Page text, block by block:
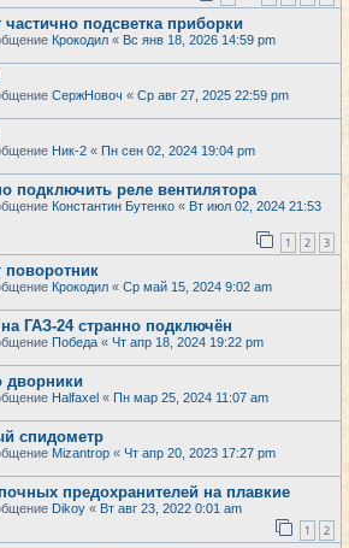
частично подсветка приборки
Крокодил « Вс янв 18, 2026 14:59 pm
СержНовоч « Ср авг 27, 2025 22:59 pm
Ник-2 « Пн сен 02, 2024 19:04 pm
подключить реле вентилятора
Константин Бутенко « Вт июл 02, 2024 21:53
1 2 3
поворотник
Крокодил « Ср май 15, 2024 9:02 am
ГАЗ-24 странно подключён
Победа « Чт апр 18, 2024 19:22 pm
дворники
Halfaxel « Пн мар 25, 2024 11:07 am
спидометр
Mizantrop « Чт апр 20, 2023 17:27 pm
предохранителей на плавкие
Dikoy « Вт авг 23, 2022 0:01 am
1 2